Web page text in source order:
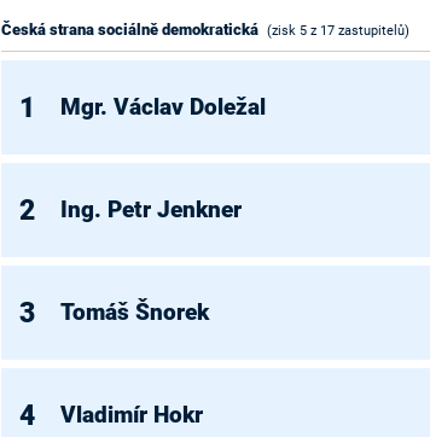
Česká strana sociálně demokratická (zisk 5 z 17 zastupitelů)
1 Mgr. Václav Doležal
2 Ing. Petr Jenkner
3 Tomáš Šnorek
4 Vladimír Hokr